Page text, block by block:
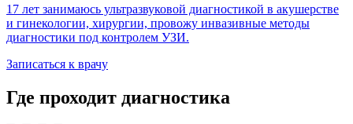
17 лет занимаюсь ультразвуковой диагностикой в акушерстве
и гинекологии, хирургии, провожу инвазивные методы
диагностики под контролем УЗИ.
Записаться к врачу
Где проходит диагностика